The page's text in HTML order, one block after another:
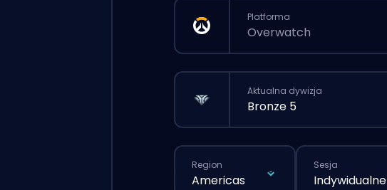
Platforma
Overwatch
Aktualna dywizja
Bronze 5
Region
Americas
Sesja
Indywidualne